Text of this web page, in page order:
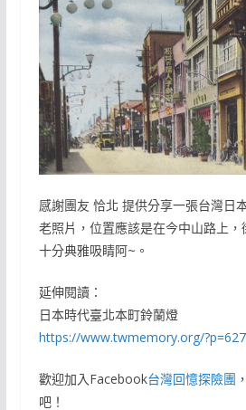
感謝團友 恰北 提供分享一張台灣日
老照片，位置應該是在今中山路上
十分典雅吸睛阿~。
延伸閱讀：
日本時代臺北本町鈴蘭燈
https://www.twmemory.org/
歡迎加入Facebook台灣回憶探險團
吧！